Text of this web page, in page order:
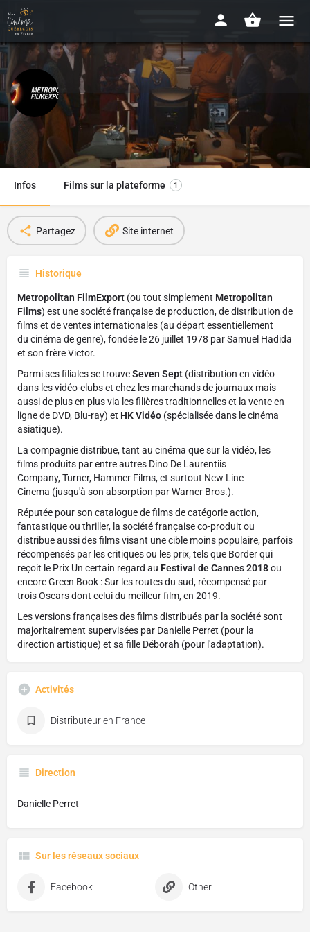
Metropolitan Filmexport
Infos Films sur la plateforme 1
Partagez Site internet
Historique
Metropolitan FilmExport (ou tout simplement Metropolitan
Films) est une société française de production, de distribution de
films et de ventes internationales (au départ essentiellement
du cinéma de genre), fondée le 26 juillet 1978 par Samuel Hadida
et son frère Victor.
Parmi ses filiales se trouveSeven Sept (distribution en vidéo
dans les vidéo-clubs et chez les marchands de journaux mais
aussi de plus en plus via les filières traditionnelles et la vente en
ligne de DVD, Blu-ray) et HK Vidéo (spécialisée dans le cinéma
asiatique).
La compagnie distribue, tant au cinéma que sur la vidéo, les
films produits par entre autres Dino De Laurentiis
Company, Turner, Hammer Films, et surtout New Line
Cinema (jusqu'à son absorption par Warner Bros.).
Réputée pour son catalogue de films de catégorie action,
fantastique ou thriller, la société française co-produit ou
distribue aussi des films visant une cible moins populaire, parfois
récompensés par les critiques ou les prix, tels que Border qui
reçoit le Prix Un certain regard au Festival de Cannes 2018ou
encore Green Book : Sur les routes du sud, récompensé par
trois Oscars dont celui du meilleur film, en 2019.
Les versions françaises des films distribués par la société sont
majoritairement supervisées par Danielle Perret (pour la
direction artistique) et sa fille Déborah (pour l'adaptation).
Activités
Distributeur en France
Direction
Danielle Perret
Sur les réseaux sociaux
Facebook Other